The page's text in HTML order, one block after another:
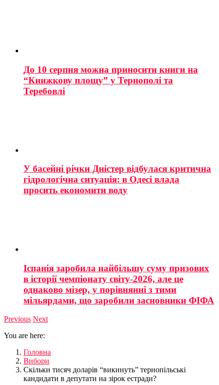
До 10 серпня можна приносити книги на
“Книжкову площу” у Тернополі та
Теребовлі
У басейні річки Дністер відбулася критична
гідрологічна ситуація: в Одесі влада
просить економити воду
Іспанія заробила найбільшу суму призових
в історії чемпіонату світу-2026, але це
однаково мізер, у порівнянні з тими
мільярдами, що заробили засновники ФІФА
Previous Next
You are here:
Головна
Вибори
Скільки тисяч доларів “викинуть” тернопільські
кандидати в депутати на зірок естради?